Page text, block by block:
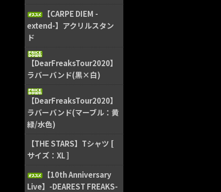
【CARPE DIEM -
extend-】アクリルスタン
ド
【DearFreaksTour2020】
ラバーバンド(黒×白)
【DearFreaksTour2020】
ラバーバンド(マーブル：黄
緑/水色)
【THE STARS】Tシャツ [
サイズ：XL ]
【10th Anniversary
Live】-DEAREST FREAKS-